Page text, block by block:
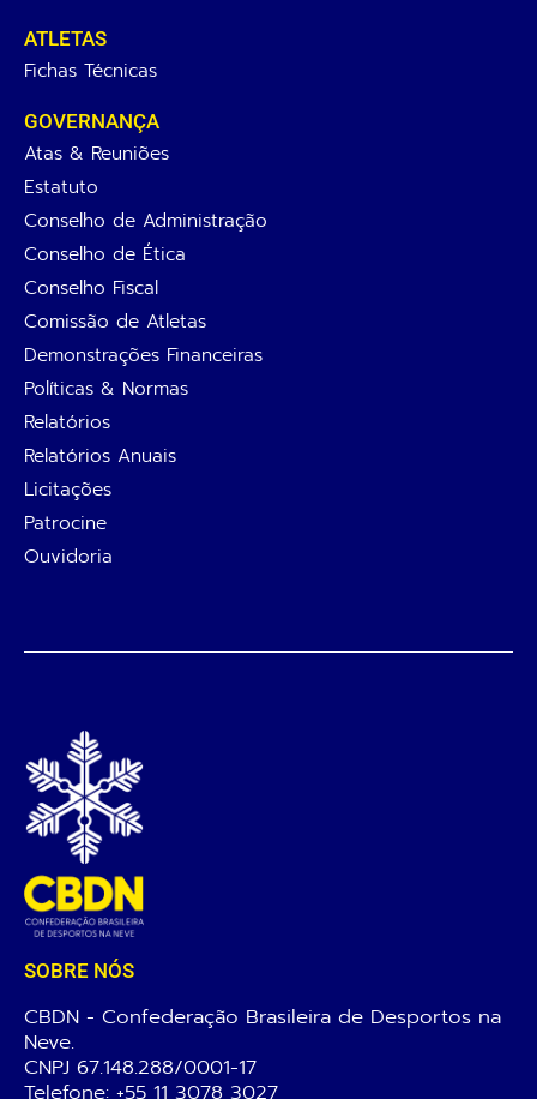
ATLETAS
Fichas Técnicas
GOVERNANÇA
Atas & Reuniões
Estatuto
Conselho de Administração
Conselho de Ética
Conselho Fiscal
Comissão de Atletas
Demonstrações Financeiras
Políticas & Normas
Relatórios
Relatórios Anuais
Licitações
Patrocine
Ouvidoria
SOBRE NÓS
CBDN - Confederação Brasileira de Desportos na
Neve.
CNPJ 67.148.288/0001-17
Telefone: +55 11 3078 3027